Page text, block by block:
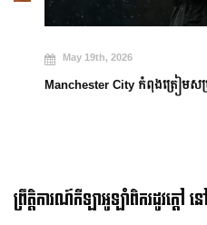
May 19th, 2026
Manchester City កំពុងត្រៀមសម្រា
ព្រឹត្តិការណ៍កីឡាអូឡាំពិករដូវក្ដៅ